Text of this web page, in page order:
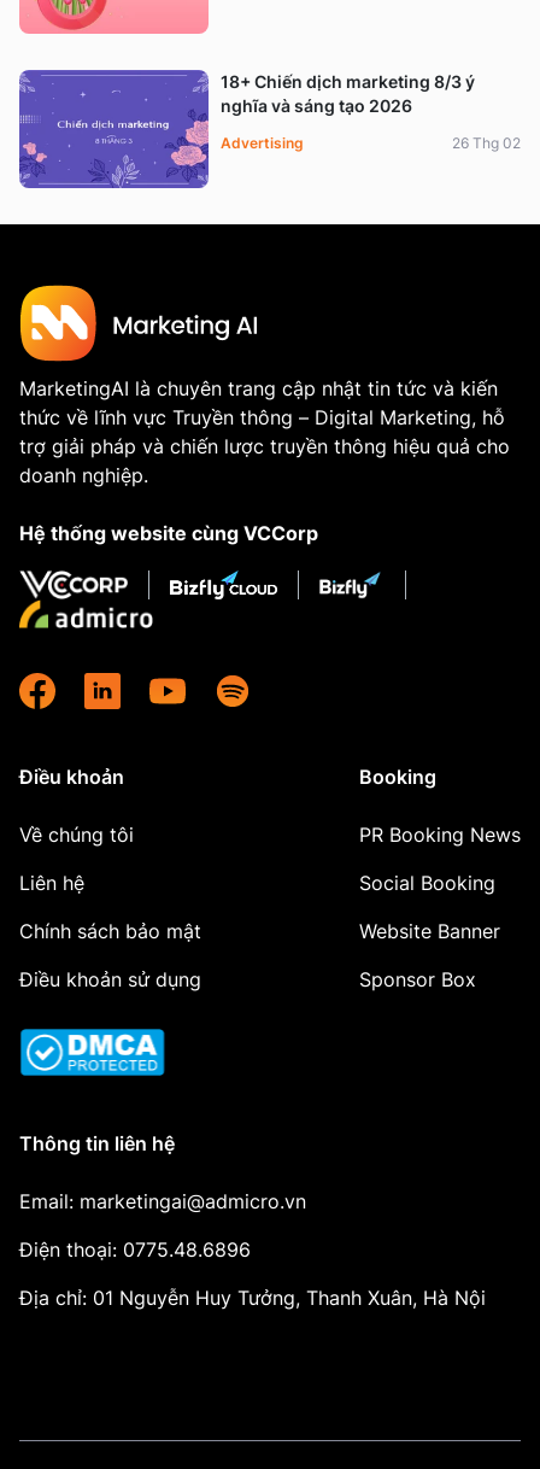
18+ Chiến dịch marketing 8/3 ý
nghĩa và sáng tạo 2026
Advertising 26 Thg 02
MarketingAI là chuyên trang cập nhật tin tức và kiến
thức về lĩnh vực Truyền thông – Digital Marketing, hỗ
trợ giải pháp và chiến lược truyền thông hiệu quả cho
doanh nghiệp.
Hệ thống website cùng VCCorp
Điều khoản
Về chúng tôi
Liên hệ
Chính sách bảo mật
Điều khoản sử dụng
Booking
PR Booking News
Social Booking
Website Banner
Sponsor Box
Thông tin liên hệ
Email: marketingai@admicro.vn
Điện thoại: 0775.48.6896
Địa chỉ: 01 Nguyễn Huy Tưởng, Thanh Xuân, Hà Nội